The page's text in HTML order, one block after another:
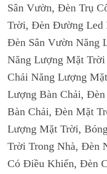
Sân Vườn, Đèn Trụ
Trời, Đèn Đường Led
Đèn Sân Vườn Năng
Năng Lượng Mặt
Chải Năng Lượng
Lượng Bàn Chải,
Bàn Chải, Đèn Mặt
Lượng Mặt Trời,
Trời Trong Nhà, Đèn
Có Điều Khiển, Đèn